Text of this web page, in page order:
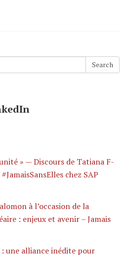
Search
» — Discours de Tatiana F-
chez SAP
à l’occasion de la
: enjeux et avenir – Jamais
une alliance inédite pour